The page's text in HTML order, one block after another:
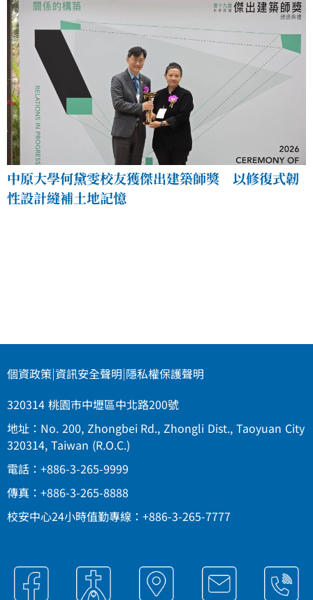
中原大學何黛雯校友獲傑出建築師獎 以修復式韌
性設計縫補土地記憶
個資政策|資訊安全聲明|隱私權保護聲明
320314 桃園市中壢區中北路200號
地址：No. 200, Zhongbei Rd., Zhongli Dist., Taoyuan City
320314, Taiwan (R.O.C.)
電話：+886-3-265-9999
傳真：+886-3-265-8888
校安中心24小時值勤專線：+886-3-265-7777